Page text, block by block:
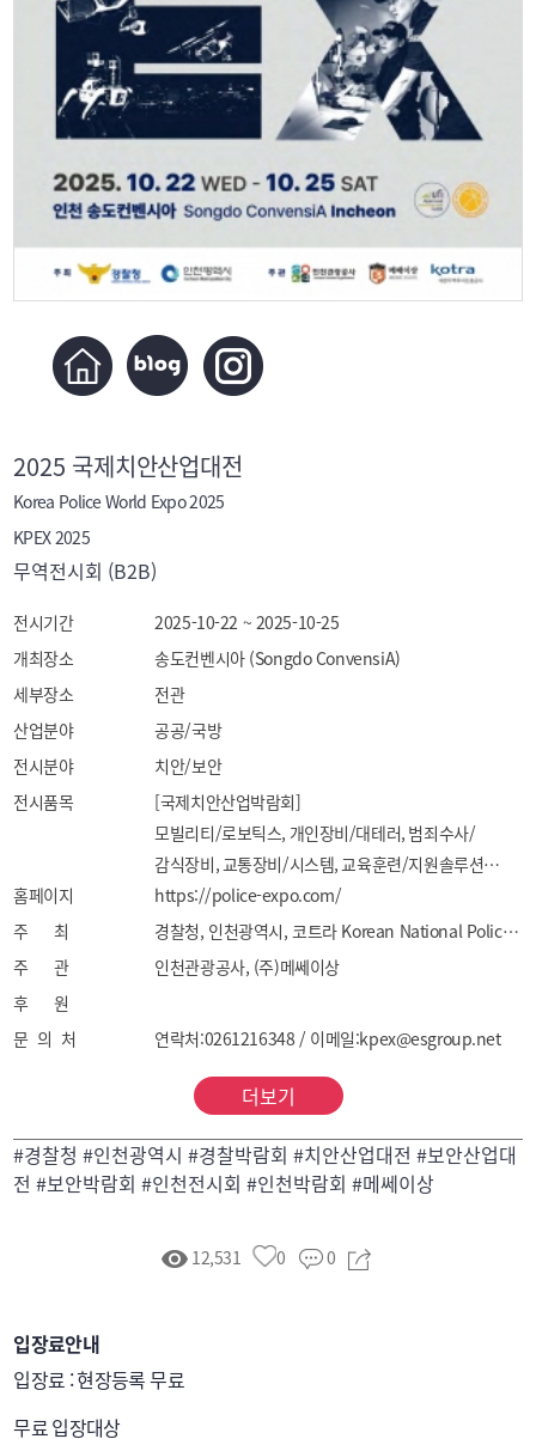
2025 국제치안산업대전
Korea Police World Expo 2025
KPEX 2025
무역전시회 (B2B)
전시기간
2025-10-22 ~ 2025-10-25
개최장소
송도컨벤시아 (Songdo ConvensiA)
세부장소
전관
산업분야
공공/국방
전시분야
치안/보안
전시품목
[국제치안산업박람회]
모빌리티/로보틱스, 개인장비/대테러, 범죄수사/
감식장비, 교통장비/시스템, 교육훈련/지원솔루션
[국제보안산업박람회]
사어버범죄 예방/대응, 영상보안, 출입통제, 사회안전/
통합관제
홈페이지
https://police-expo.com/
주 최
경찰청, 인천광역시, 코트라 Korean National Police Agency, Incheon Metropolitan City, Kotra
주 관
인천관광공사, (주)메쎄이상
후 원
문 의 처
연락처:0261216348 / 이메일:kpex@esgroup.net
더보기
#경찰청 #인천광역시 #경찰박람회 #치안산업대전 #보안산업대
전 #보안박람회 #인천전시회 #인천박람회 #메쎄이상
12,531 0 0
입장료안내
입장료 : 현장등록 무료
무료 입장대상